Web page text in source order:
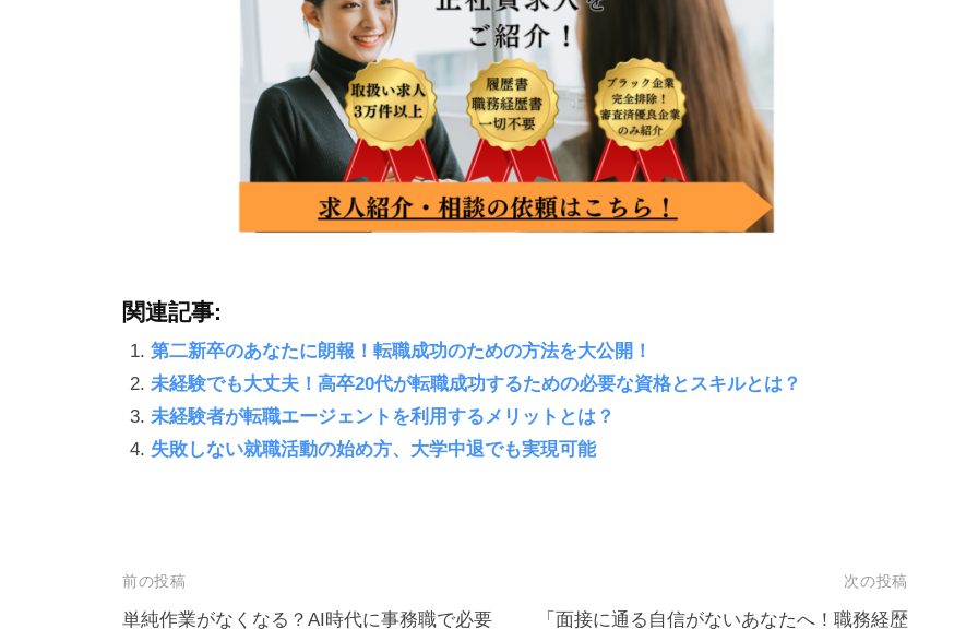
関連記事:
第二新卒のあなたに朗報！転職成功のための方法を大公開！
未経験でも大丈夫！高卒20代が転職成功するための必要な資格とスキルとは？
未経験者が転職エージェントを利用するメリットとは？
失敗しない就職活動の始め方、大学中退でも実現可能
投
前の投稿
単純作業がなくなる？AI時代に事務職で必要
次の投稿
「面接に通る自信がないあなたへ！職務経歴